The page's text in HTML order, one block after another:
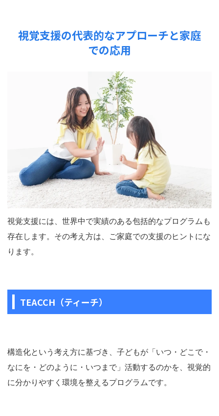
視覚支援の代表的なアプローチと家庭
での応用
視覚支援には、世界中で実績のある包括的なプログラムも
存在します。その考え方は、ご家庭での支援のヒントにな
ります。
TEACCH（ティーチ）
構造化という考え方に基づき、子どもが「いつ・どこで・
なにを・どのように・いつまで」活動するのかを、視覚的
に分かりやすく環境を整えるプログラムです。